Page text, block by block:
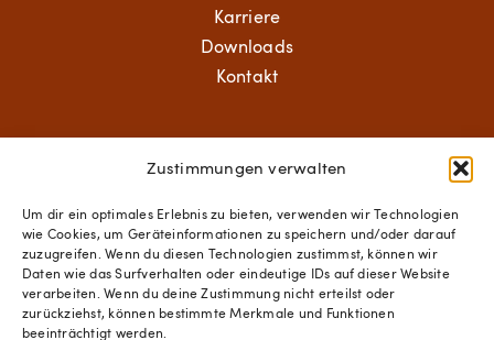
Zustimmungen verwalten
Um dir ein optimales Erlebnis zu bieten, verwenden wir Technologien
wie Cookies, um Geräteinformationen zu speichern und/oder darauf
zuzugreifen. Wenn du diesen Technologien zustimmst, können wir
Daten wie das Surfverhalten oder eindeutige IDs auf dieser Website
verarbeiten. Wenn du deine Zustimmung nicht erteilst oder
zurückziehst, können bestimmte Merkmale und Funktionen
beeinträchtigt werden.
Karriere
Downloads
Kontakt
Aerospace Solutions
Structural Components
Mechanical Solutions
Standard Hardware
Fastener Technologies